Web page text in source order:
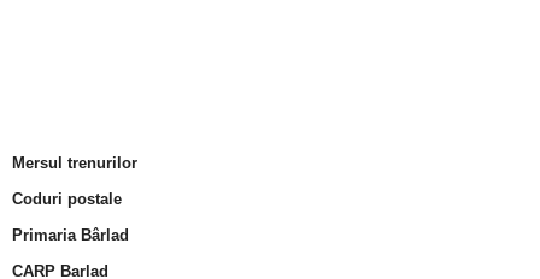
Mersul trenurilor
Coduri postale
Primaria Bârlad
CARP Barlad